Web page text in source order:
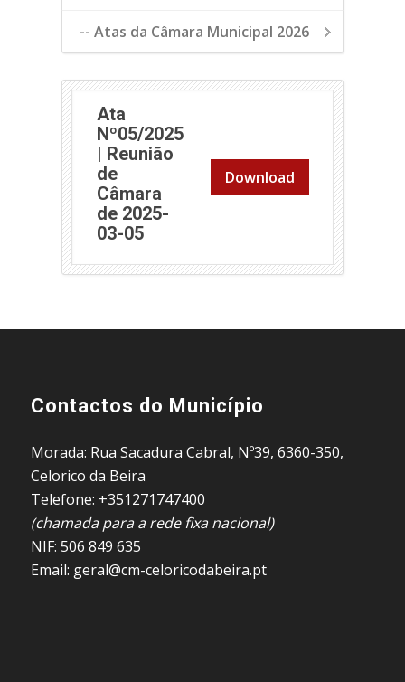
-- Atas da Câmara Municipal 2026
Ata
Nº05/2025
| Reunião
de
Câmara
de 2025-
03-05
Download
Contactos do Município
Morada: Rua Sacadura Cabral, Nº39, 6360-350,
Celorico da Beira
Telefone: +351271747400
(chamada para a rede fixa nacional)
NIF: 506 849 635
Email: geral@cm-celoricodabeira.pt